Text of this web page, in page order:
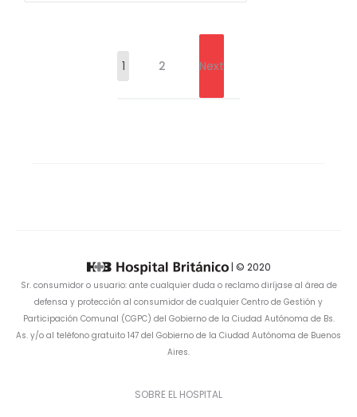
navigationPage
1 2 Next
| © 2020
Sr. consumidor o usuario: ante cualquier duda o reclamo diríjase al área de
defensa y protección al consumidor de cualquier Centro de Gestión y
Participación Comunal (CGPC) del Gobierno de la Ciudad Autónoma de Bs.
As. y/o al teléfono gratuito 147 del Gobierno de la Ciudad Autónoma de Buenos
Aires.
SOBRE EL HOSPITAL